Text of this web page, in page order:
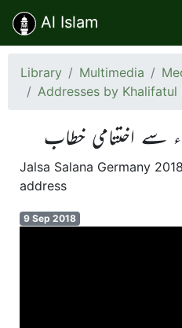
Al Islam
Library Multimedia
Addresses by Khalifatul
Jalsa Salana Germany
address
9 Sep 2018